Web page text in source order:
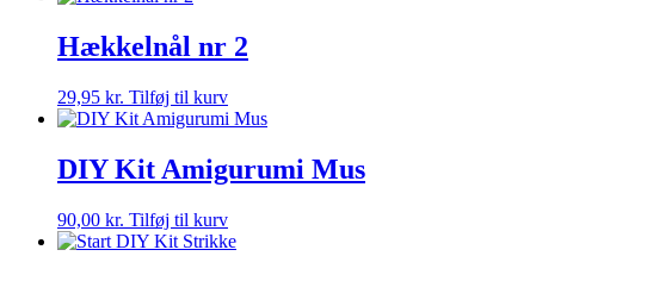
Hækkelnål nr 2
29,95 kr. Tilføj til kurv
DIY Kit Amigurumi Mus
90,00 kr. Tilføj til kurv